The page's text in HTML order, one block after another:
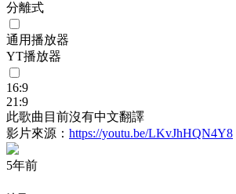
分離式
通用播放器
YT播放器
16:9
21:9
此歌曲目前沒有中文翻譯
影片來源： https://youtu.be/LKvJhHQN4Y8
5年前